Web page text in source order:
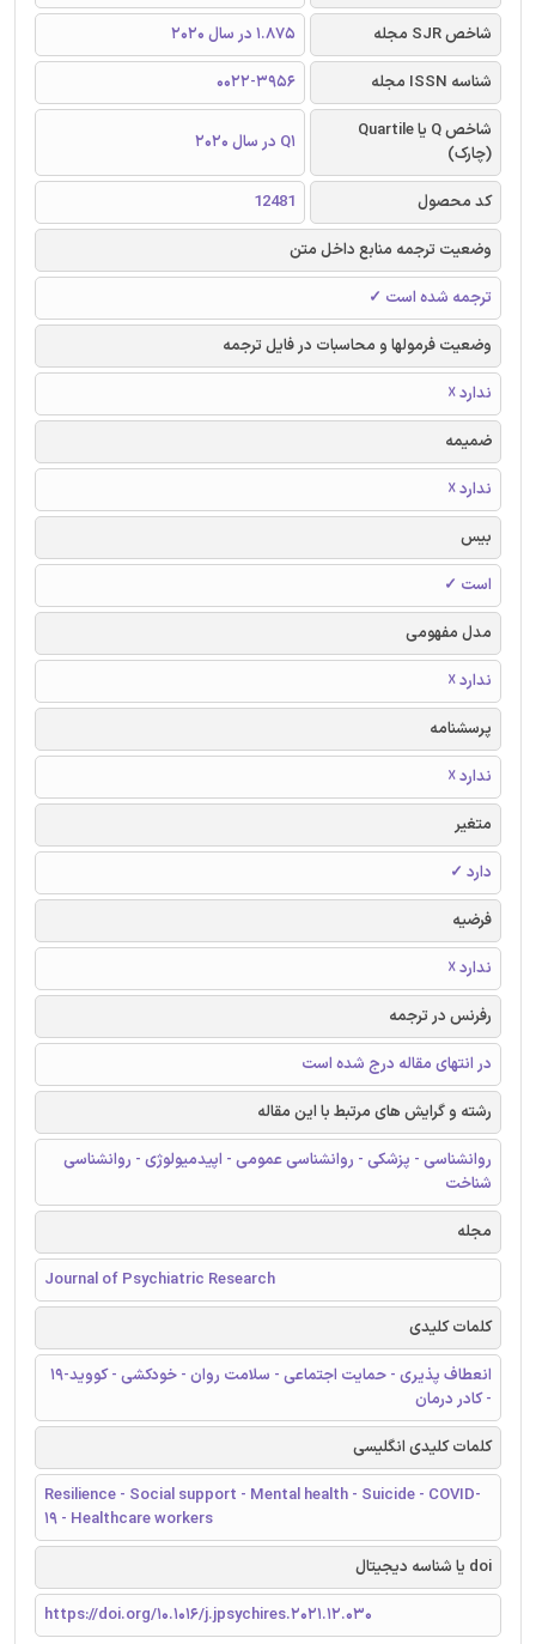
شاخص SJR مجله
1.875 در سال 2020
شناسه ISSN مجله
0022-3956
شاخص Q یا Quartile
(چارک)
Q1 در سال 2020
کد محصول
12481
وضعیت ترجمه منابع داخل متن
ترجمه شده است ✓
وضعیت فرمولها و محاسبات در فایل ترجمه
ندارد ☓
ضمیمه
ندارد ☓
بیس
است ✓
مدل مفهومی
ندارد ☓
پرسشنامه
ندارد ☓
متغیر
دارد ✓
فرضیه
ندارد ☓
رفرنس در ترجمه
در انتهای مقاله درج شده است
رشته و گرایش های مرتبط با این مقاله
روانشناسی - پزشکی - روانشناسی عمومی - اپیدمیولوژی - روانشناسی
شناخت
مجله
Journal of Psychiatric Research
کلمات کلیدی
انعطاف پذیری - حمایت اجتماعی - سلامت روان - خودکشی - کووید-19
- کادر درمان
کلمات کلیدی انگلیسی
Resilience - Social support - Mental health - Suicide - COVID-
19 - Healthcare workers
doi یا شناسه دیجیتال
https://doi.org/10.1016/j.jpsychires.2021.12.030